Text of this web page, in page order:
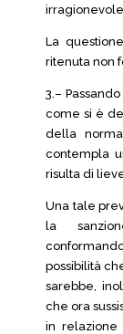
La
ritenuta non
3.–
come si è
della
contempla
risulta di
Una tale
la
possibilità
sarebbe,
che ora
in relazione